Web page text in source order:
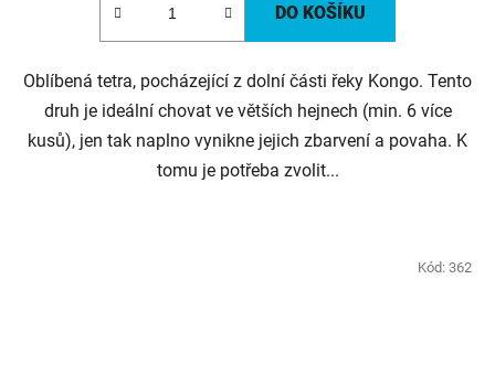
DO KOŠÍKU
Oblíbená tetra, pocházející z dolní části řeky Kongo. Tento
druh je ideální chovat ve větších hejnech (min. 6 více
kusů), jen tak naplno vynikne jejich zbarvení a povaha. K
tomu je potřeba zvolit...
Kód: 362